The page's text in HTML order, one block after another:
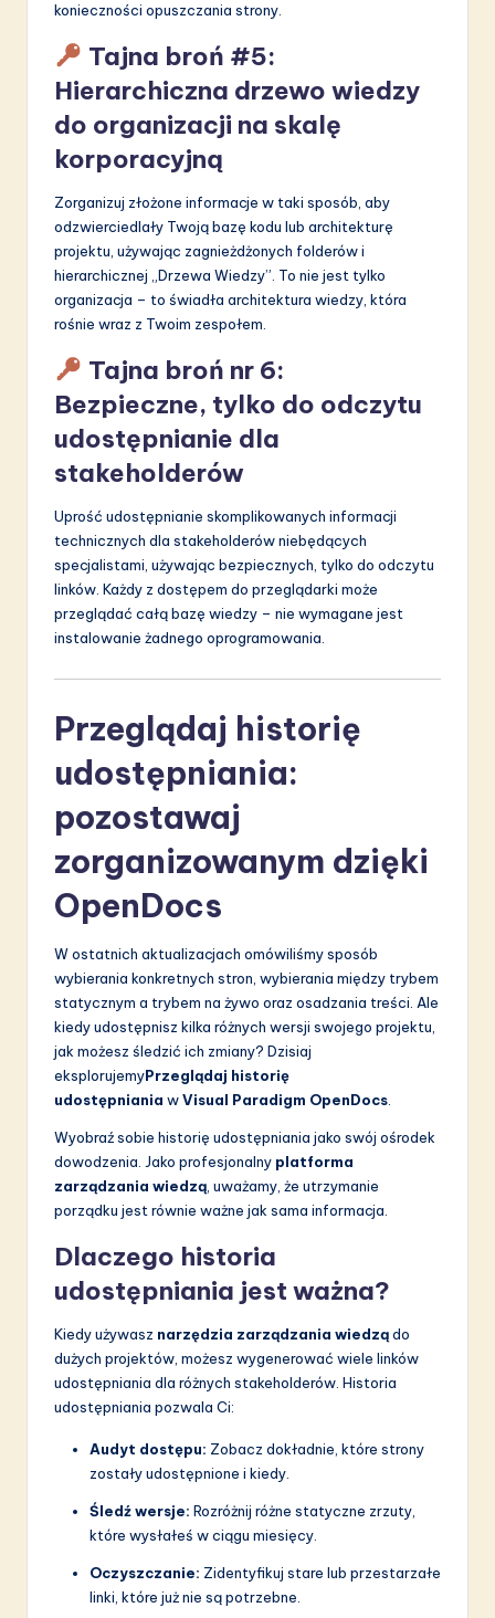
konieczności opuszczania strony.
Tajna broń #5:
Hierarchiczna drzewo wiedzy
do organizacji na skalę
korporacyjną
Zorganizuj złożone informacje w taki sposób, aby
odzwierciedlały Twoją bazę kodu lub architekturę
projektu, używając zagnieżdżonych folderów i
hierarchicznej „Drzewa Wiedzy”. To nie jest tylko
organizacja – to świadła architektura wiedzy, która
rośnie wraz z Twoim zespołem.
Tajna broń nr 6:
Bezpieczne, tylko do odczytu
udostępnianie dla
stakeholderów
Uprość udostępnianie skomplikowanych informacji
technicznych dla stakeholderów niebędących
specjalistami, używając bezpiecznych, tylko do odczytu
linków. Każdy z dostępem do przeglądarki może
przeglądać całą bazę wiedzy – nie wymagane jest
instalowanie żadnego oprogramowania.
Przeglądaj historię
udostępniania:
pozostawaj
zorganizowanym dzięki
OpenDocs
W ostatnich aktualizacjach omówiliśmy sposób
wybierania konkretnych stron, wybierania między trybem
statycznym a trybem na żywo oraz osadzania treści. Ale
kiedy udostępnisz kilka różnych wersji swojego projektu,
jak możesz śledzić ich zmiany? Dzisiaj
eksplorujemyPrzeglądaj historię
udostępniania wVisual Paradigm OpenDocs.
Wyobraź sobie historię udostępniania jako swój ośrodek
dowodzenia. Jako profesjonalny platforma
zarządzania wiedzą, uważamy, że utrzymanie
porządku jest równie ważne jak sama informacja.
Dlaczego historia
udostępniania jest ważna?
Kiedy używasz narzędzia zarządzania wiedządo
dużych projektów, możesz wygenerować wiele linków
udostępniania dla różnych stakeholderów. Historia
udostępniania pozwala Ci:
Audyt dostępu: Zobacz dokładnie, które strony
zostały udostępnione i kiedy.
Śledź wersje: Rozróżnij różne statyczne zrzuty,
które wysłałeś w ciągu miesięcy.
Oczyszczanie: Zidentyfikuj stare lub przestarzałe
linki, które już nie są potrzebne.